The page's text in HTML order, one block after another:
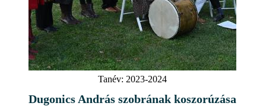
Tanév: 2023-2024
Dugonics András szobrának koszorúzása